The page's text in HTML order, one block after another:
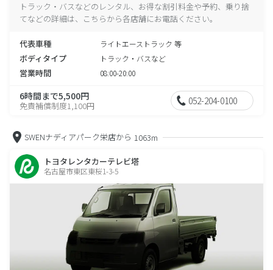
トラック・バスなどのレンタル、お得な割引料金や予約、乗り捨
てなどの詳細は、こちらから各店舗にお電話ください。
代表車種 ライトエーストラック 等
ボディタイプ トラック・バスなど
営業時間 08:00-20:00
6時間まで5,500円
免責補償制度1,100円 052-204-0100
SWENナディアパーク栄店から 1063m
トヨタレンタカーテレビ塔
名古屋市東区東桜1-3-5